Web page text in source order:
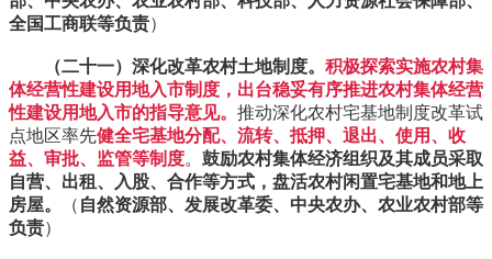
全国工商联等负责）
（二十一）深化改革农村土地制度。 积极探索实施农村集
体经营性建设用地入市制度，出台稳妥有序推进农村集体经营
性建设用地入市的指导意见。 推动深化农村宅基地制度改革试
点地区率先健全宅基地分配、流转、抵押、退出、使用、收
益、审批、监管等制度。 鼓励农村集体经济组织及其成员采取
自营、出租、入股、合作等方式，盘活农村闲置宅基地和地上
房屋。
（ 自然资源部、发展改革委、中央农办、农业农村部等
负责）